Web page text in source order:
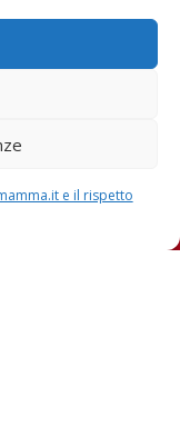
e il rispetto
di